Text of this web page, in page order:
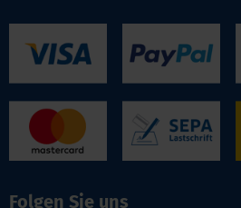
Folgen Sie uns